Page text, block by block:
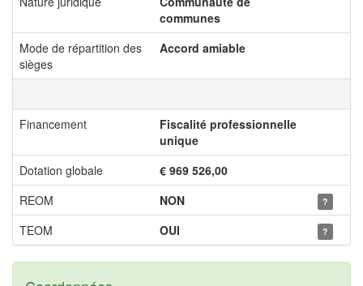
communes
Mode de répartition des
sièges
Accord amiable
Financement
Fiscalité professionnelle
unique
Dotation globale
€ 969 526,00
REOM
NON ?
TEOM OUI ?